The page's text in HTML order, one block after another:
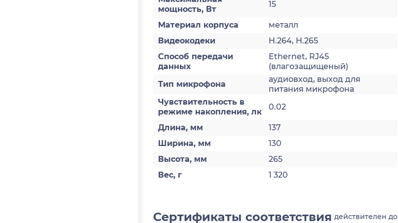
мощность, Вт
15
Материал корпуса
металл
Видеокодеки
H.264, H.265
Способ передачи
данных
Ethernet, RJ45
(влагозащищеный)
Тип микрофона
аудиовход, выход для
питания микрофона
Чувствительность в
режиме накопления, лк
0.02
Длина, мм
137
Ширина, мм
130
Высота, мм
265
Вес, г
1 320
Сертификаты соответствия действителен до